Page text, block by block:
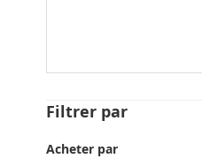
Filtrer par
Acheter par